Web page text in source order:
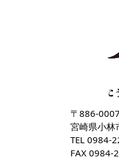
〒886-0007
宮崎県小
TEL 0984-
FAX 0984-